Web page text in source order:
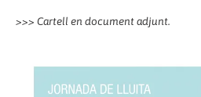
>>> Cartell en document adjunt.